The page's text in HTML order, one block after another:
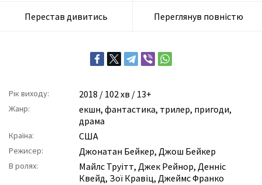
Перестав дивитись Переглянув повністю
Рік виходу: 2018 / 102 хв / 13+
Жанр: екшн, фантастика, трилер, пригоди,
драма
Країна: США
Режисер: Джонатан Бейкер, Джош Бейкер
В ролях: Майлс Труітт, Джек Рейнор, Денніс
Квейд, Зої Кравіц, Джеймс Франко